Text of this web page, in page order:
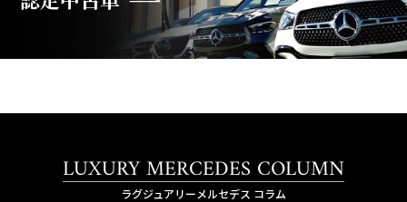
LUXURY MERCEDES COLUMN
ラグジュアリーメルセデス コラム